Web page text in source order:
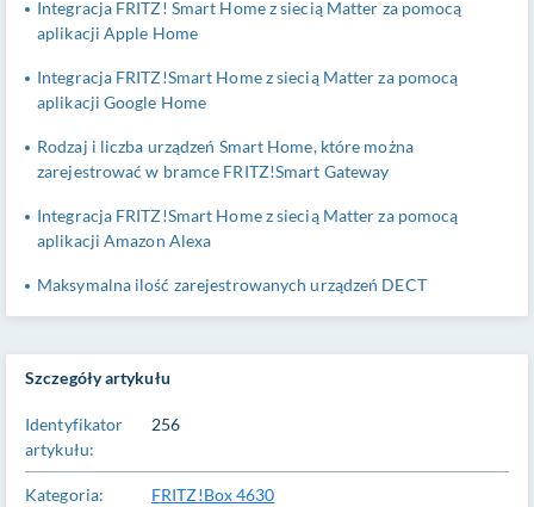
Szczegóły artykułu
Identyfikator
artykułu:
256
Kategoria: FRITZ!Box 4630
Integracja FRITZ! Smart Home z siecią Matter za pomocą
aplikacji Apple Home
Integracja FRITZ!Smart Home z siecią Matter za pomocą
aplikacji Google Home
Rodzaj i liczba urządzeń Smart Home, które można
zarejestrować w bramce FRITZ!Smart Gateway
Integracja FRITZ!Smart Home z siecią Matter za pomocą
aplikacji Amazon Alexa
Maksymalna ilość zarejestrowanych urządzeń DECT